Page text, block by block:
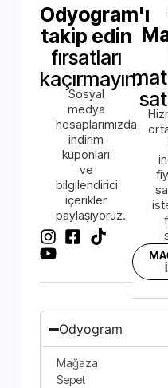
Odyogram'ı
takip edin
fırsatları
kaçırmayın.
Sosyal
medya
hesaplarımızda
indirim
kuponları
ve
bilgilendirici
içerikler
paylaşıyoruz.
Odyogram
Mağaza
Sepet